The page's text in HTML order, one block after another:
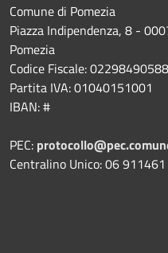
Comune di Pomezia
Piazza Indipendenza, 8 -
Pomezia
Codice Fiscale: 02298490588
Partita IVA: 01040151001
IBAN: #
PEC:
Centralino Unico: 06 911461